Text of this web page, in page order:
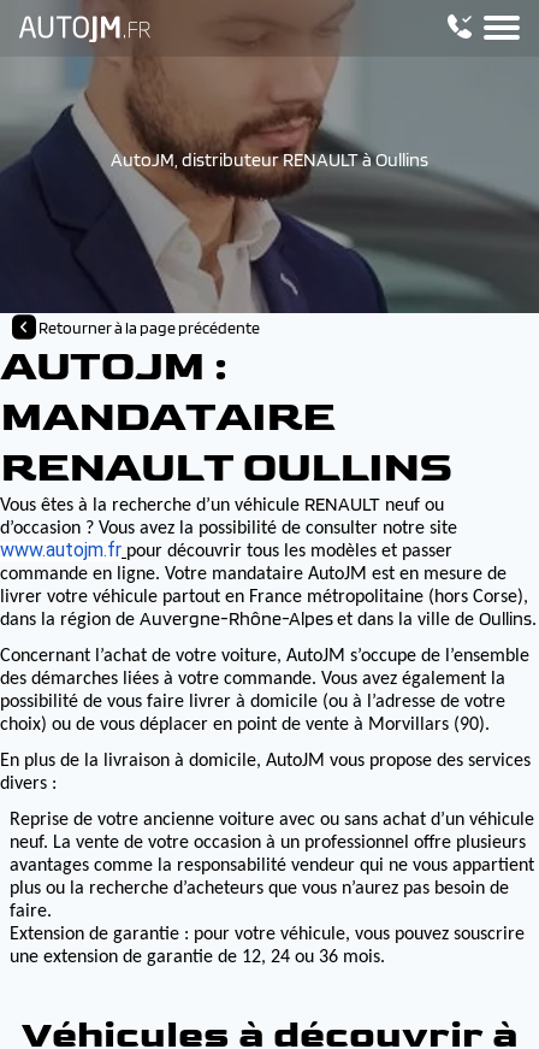
AutoJM, distributeur RENAULT à Oullins
Retourner à la page précédente
AUTOJM :
MANDATAIRE
RENAULT OULLINS
Vous êtes à la recherche d’un véhicule RENAULT neuf ou
d’occasion ? Vous avez la possibilité de consulter notre site
www.autojm.fr pour découvrir tous les modèles et passer
commande en ligne. Votre mandataire AutoJM est en mesure de
livrer votre véhicule partout en France métropolitaine (hors Corse),
dans la région de Auvergne-Rhône-Alpeset dans la ville de Oullins.
Concernant l’achat de votre voiture, AutoJM s’occupe de l’ensemble
des démarches liées à votre commande. Vous avez également la
possibilité de vous faire livrer à domicile (ou à l’adresse de votre
choix) ou de vous déplacer en point de vente à Morvillars (90).
En plus de la livraison à domicile, AutoJM vous propose des services
divers :
Reprise de votre ancienne voiture avec ou sans achat d’un véhicule
neuf. La vente de votre occasion à un professionnel offre plusieurs
avantages comme la responsabilité vendeur qui ne vous appartient
plus ou la recherche d’acheteurs que vous n’aurez pas besoin de
faire.
Extension de garantie : pour votre véhicule, vous pouvez souscrire
une extension de garantie de 12, 24 ou 36 mois.
Véhicules à découvrir à